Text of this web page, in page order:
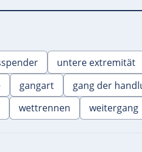
untere extremität
gangart gang der
wettrennen weitergang